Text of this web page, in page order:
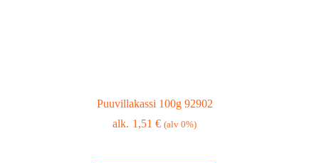
Puuvillakassi 100g 92902
1,51€ (alv 0%)